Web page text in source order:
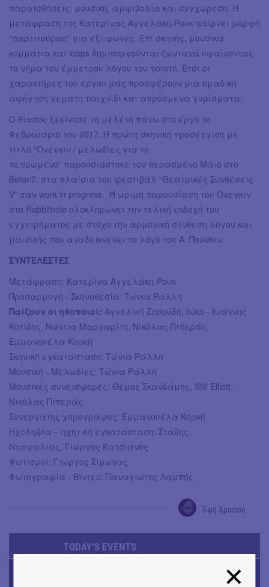
παραισθήσεις, μουσική, αμφιβολία και συγχώρεση. Η
μετάφραση της Κατερίνας Αγγελάκη-Ρουκ παίρνει μορφή
“παρτιτούρας” για έξι φωνές. Επί σκηνής, μουσικά
κομμάτια και loops δημιουργούνται ζωντανά υφαίνοντας
το νήμα του έμμετρου λόγου του ποιητή. Έτσι οι
χαρακτήρες του έργου μάς προσφέρουν μια ομαδική
αφήγηση γεμάτη παιχνίδι και απρόσμενα γυρίσματα.
Ο θίασος ξεκίνησε τη μελέτη πάνω στο έργο το
Φεβρουάριο του 2017. Η πρώτη σκηνική προσέγγιση με
τίτλο “Ονέγκιν / μελωδίες για το
πεπρωμένο” παρουσιάστηκε τον περασμένο Μάιο στο
Beton7, στα πλαίσια του φεστιβάλ “Θεατρικές Συνθέσεις
V” σαν work in progress. Η ώριμη παρουσίαση του Ονέγκιν
στο Rabbithole ολοκληρώνει την τελική εκδοχή του
εγχειρήματος με στόχο την αρμονική σύνθεση λόγου και
μουσικής που αναδεικνεύει το λόγο του Α. Πούσκιν.
ΣΥΝΤΕΛΕΣΤΕΣ
Μετάφραση: Κατερίνα Αγγελάκη-Ρουκ
Προσαρμογή - Σκηνοθεσία: Τώνια Ράλλη
Παίζουν οι ηθοποιοί: Αγγελική Ζησούδη, Ιώκο - Ιωάννης
Κοτίδης, Νάντια Μαργαρίτη, Νικόλας Πιπεράς,
Εμμανουέλα Κορκή
Σκηνική εγκατάσταση: Τώνια Ράλλη
Μουσική - Μελωδίες: Τώνια Ράλλη
Μουσικές συνεισφορές: Θέμος Σκανδάμης, Still Elliott,
Νικόλας Πιπεράς
Συνεργάτης χορογράφος: Εμμανουέλα Κορκή
Ηχοληψία – ηχητική εγκατάσταση: Στάθης
Νταφαλιάς, Γιώργος Κατσιάνος
Φωτισμοί: Γιώργος Σίμωνας
Φωτογραφία - Βίντεο: Παναγιώτης Λαμπής
Έφη Χρυσού
TODAY'S EVENTS